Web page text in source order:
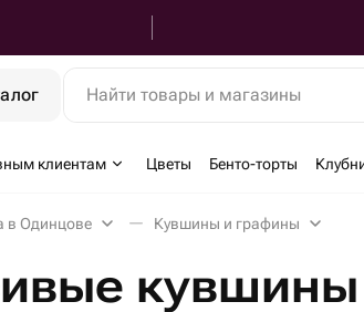
Найти товары и магазины
клиентам Цветы Бенто-торты
в Одинцове Кувшины и графины